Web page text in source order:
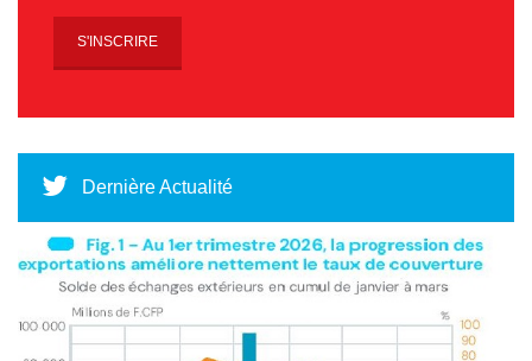
Dernière Actualité